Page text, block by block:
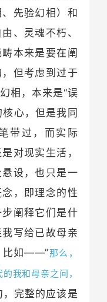
先验幻相）和
、灵魂不朽、
本来是要在阐
但考虑到过于
相，本来是“误
核心，但是我同
带过，而实际
对现实生活，
设，也只是一
，即理念的性
阐释它们是什
写给已故母亲
比如——”那么，
我和母亲之间，
，完整的应该是